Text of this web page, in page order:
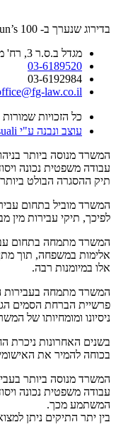
בדירוג שנערך ב- Dun’s 100 לשנת 2025 המשרד נבחר לאחד משבעת המשרדים המובילים בישראל בתחום המשפט הפלילי.
מגדל ב.ס.ר 3, רח' מצדה 9, ב"ב 5126237
03-6189520
03-6192984
law.co.il
כל הזכויות שמורות Ⓒ 2021
עוצב ונבנה ע"י Visuali
המשרד מנוסה ביותר
עבודה משפטית נכונה
תיק ההסגרה הבולט
המשרד מוביל בתחום
לפיכך, תיקי עבירות מין
המשרד מתמחה בתחום
אלימות במשפחה, תוך
אלו במיומנות רבה.
המשרד מתמחה בעבירות
פרשיית הברחת הסמים
ניסיונו ומומחיותו של
בשנים האחרונות ניכרת
בכוחה להמיר את
המשרד מנוסה ביותר
עבודה משפטית נכונה
המשתמע מכך.
בין יתר התיקים ניתן